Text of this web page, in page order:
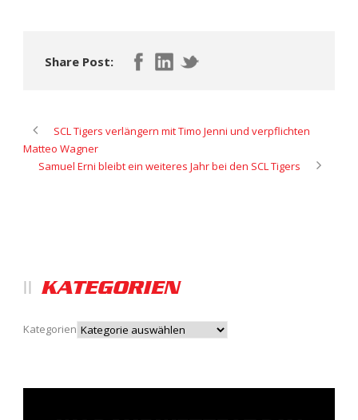
Share Post:
SCL Tigers verlängern mit Timo Jenni und verpflichten
Matteo Wagner
Samuel Erni bleibt ein weiteres Jahr bei den SCL Tigers
KATEGORIEN
Kategorien